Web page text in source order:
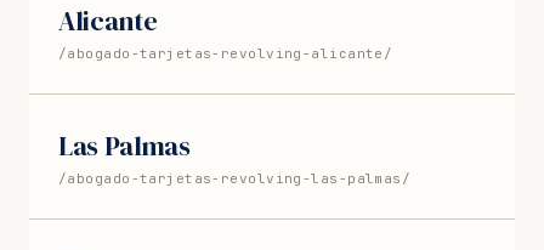
Alicante
/abogado-tarjetas-revolving-alicante/
Las Palmas
/abogado-tarjetas-revolving-las-palmas/